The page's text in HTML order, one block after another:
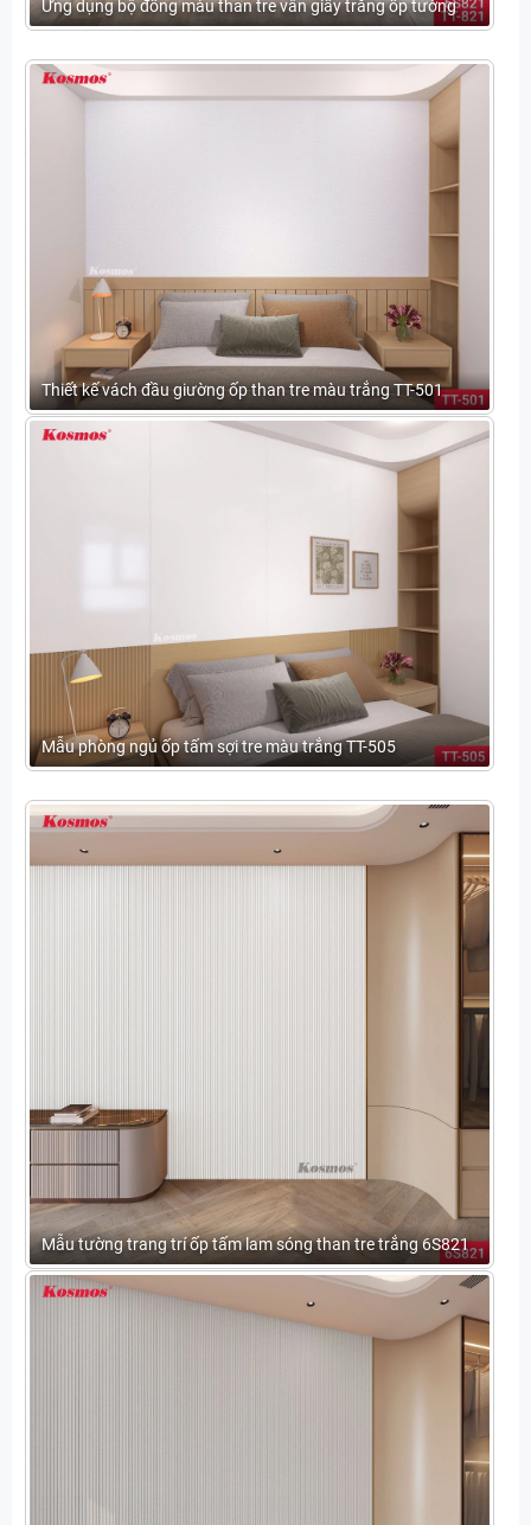
Ứng dụng bộ đồng màu than tre vân giấy trắng ốp tường
Thiết kế vách đầu giường ốp than tre màu trắng TT-501
Mẫu phòng ngủ ốp tấm sợi tre màu trắng TT-505
Mẫu tường trang trí ốp tấm lam sóng than tre trắng 6S821